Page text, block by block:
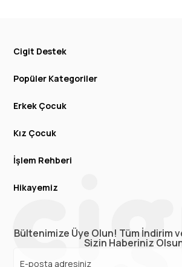
Cigit Destek
Popüler Kategoriler
Erkek Çocuk
Kız Çocuk
İşlem Rehberi
Hikayemiz
Bültenimize Üye Olun! Tüm İndirim
Sizin Haberiniz